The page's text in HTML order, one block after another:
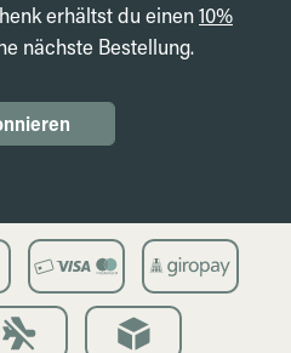
erhältst du einen10%
nächste Bestellung.